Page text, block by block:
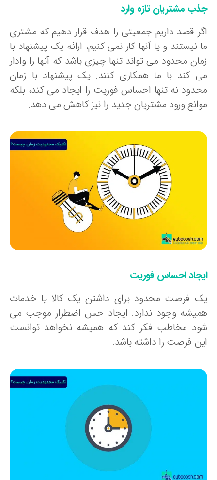
مشتریان تازه وارد
قصد داریم جمعیتی را هدف قرار دهیم که مشتری
نیستند و یا آنها کار نمی کنیم، ارائه یک پیشنهاد با
محدود می تواند تنها چیزی باشد که آنها را وادار
کند با ما همکاری کنند. یک پیشنهاد با زمان
نه تنها احساس فوریت را ایجاد می کند، بلکه
ورود مشتریان جدید را نیز کاهش می دهد.
احساس فوریت
فرصت محدود برای داشتن یک کالا یا خدمات
وجود ندارد. ایجاد حس اضطرار موجب می
مخاطب فکر کند که همیشه نخواهد توانست
فرصت را داشته باشد.